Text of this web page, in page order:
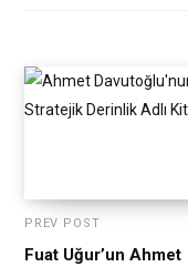
PREV POST
Fuat Uğur’un Ahmet